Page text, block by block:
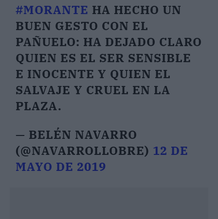
#MORANTE HA HECHO UN
BUEN GESTO CON EL
PAÑUELO: HA DEJADO CLARO
QUIEN ES EL SER SENSIBLE
E INOCENTE Y QUIEN EL
SALVAJE Y CRUEL EN LA
PLAZA.
— BELÉN NAVARRO
(@NAVARROLLOBRE) 12 DE
MAYO DE 2019